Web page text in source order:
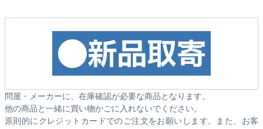
問屋・メーカーに、在庫確認が必要な商品となります。
他の商品と一緒に買い物かごに入れないでください。
原則的にクレジットカードでのご注文をお願いします。また、お客